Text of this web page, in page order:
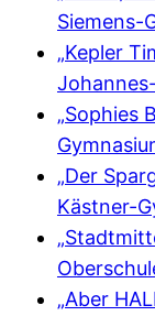
Siemens-
„Kepler
„Sophies
„Der
Kästner-
„Aber